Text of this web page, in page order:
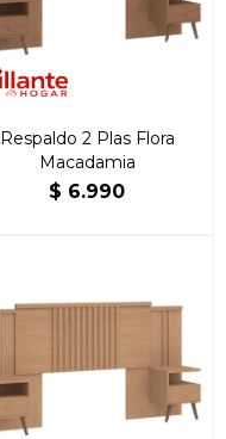
Respaldo 2 Plas Flora
Macadamia
$ 6.990